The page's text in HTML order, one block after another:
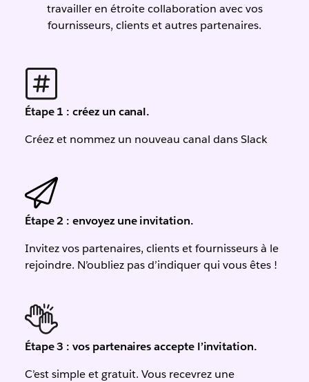
travailler en étroite collaboration avec vos
fournisseurs, clients et autres partenaires.
Étape 1 : créez un canal.
Créez et nommez un nouveau canal dans Slack
Étape 2 : envoyez une invitation.
Invitez vos partenaires, clients et fournisseurs à le
rejoindre. N’oubliez pas d’indiquer qui vous êtes !
Étape 3 : vos partenaires accepte l’invitation.
C’est simple et gratuit. Vous recevrez une